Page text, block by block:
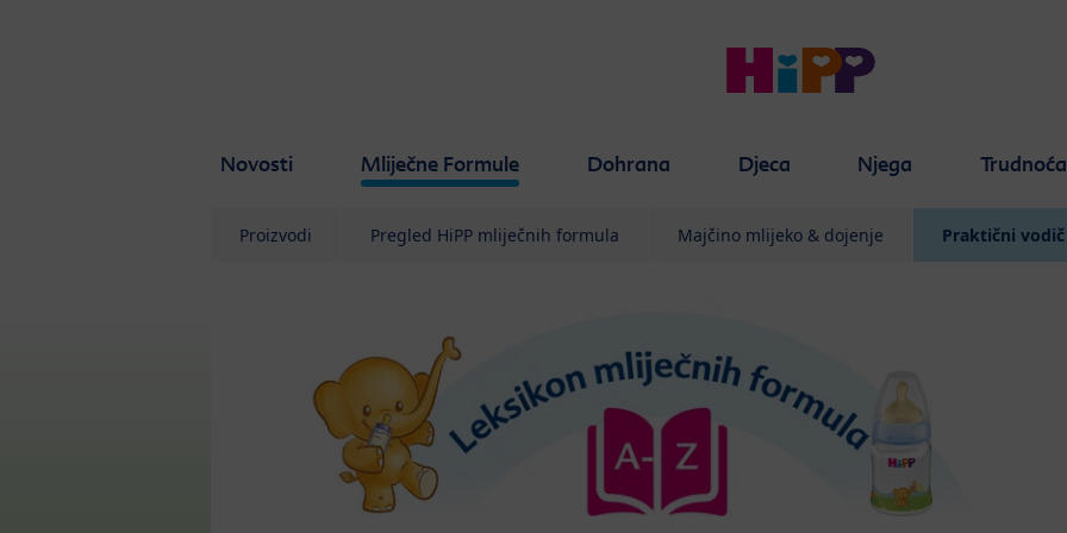
Novosti Mliječne Formule Dohrana Djeca Njega Trudnoća
Proizvodi Pregled HiPP mliječnih formula Majčino mlijeko & dojenje Praktični vodič